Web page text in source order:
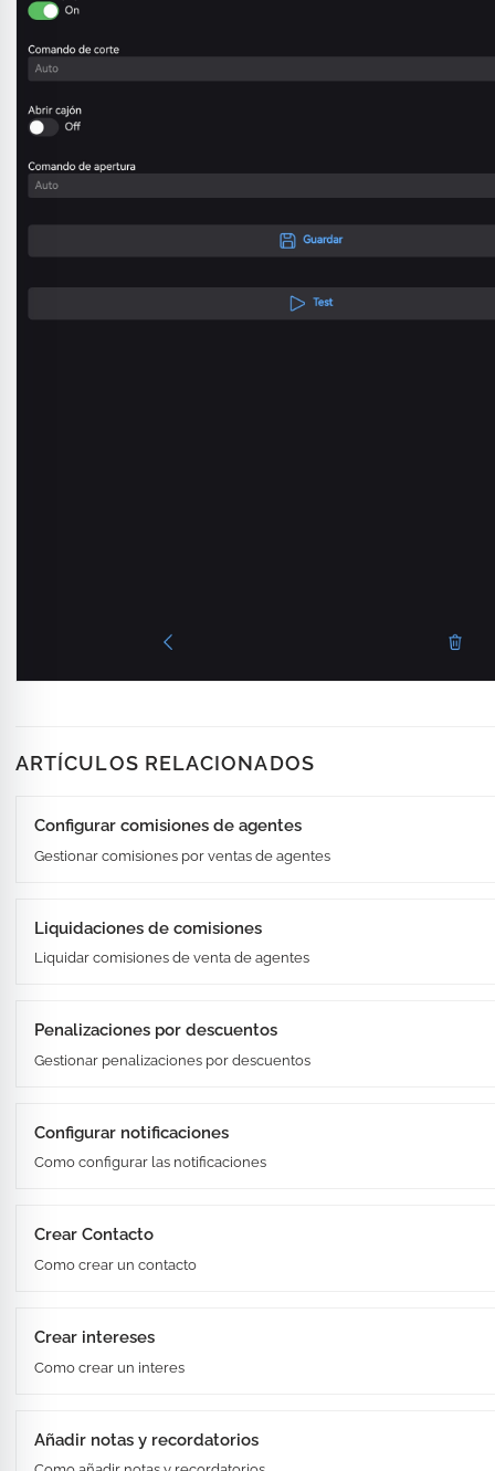
ARTÍCULOS RELACIONADOS
Configurar comisiones de agentes
Gestionar comisiones por ventas de agentes
Liquidaciones de comisiones
Liquidar comisiones de venta de agentes
Penalizaciones por descuentos
Gestionar penalizaciones por descuentos
Configurar notificaciones
Como configurar las notificaciones
Crear Contacto
Como crear un contacto
Crear intereses
Como crear un interes
Añadir notas y recordatorios